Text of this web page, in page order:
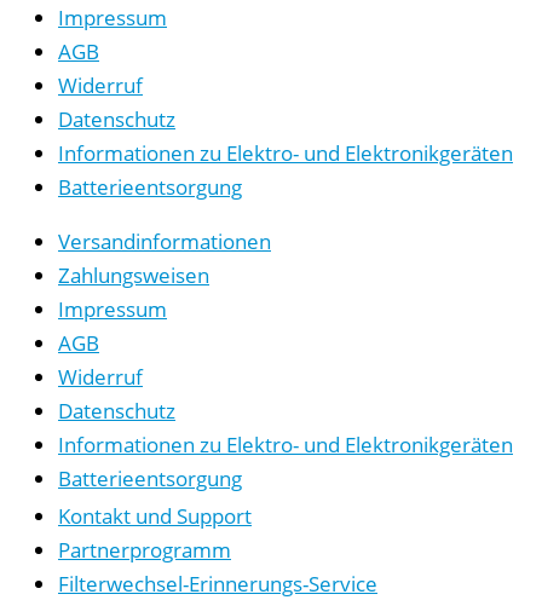
Impressum
AGB
Widerruf
Datenschutz
Informationen zu Elektro- und Elektronikgeräten
Batterieentsorgung
Versandinformationen
Zahlungsweisen
Impressum
AGB
Widerruf
Datenschutz
Informationen zu Elektro- und Elektronikgeräten
Batterieentsorgung
Kontakt und Support
Partnerprogramm
Filterwechsel-Erinnerungs-Service